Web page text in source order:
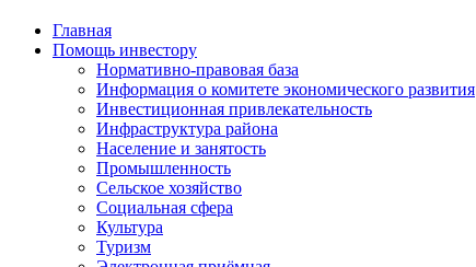
Главная
Помощь инвестору
Нормативно-правовая база
Информация о комитете экономического развития
Инвестиционная привлекательность
Инфраструктура района
Население и занятость
Промышленность
Сельское хозяйство
Социальная сфера
Культура
Туризм